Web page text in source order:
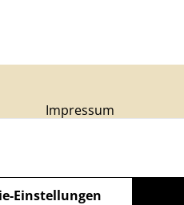
Impressum
Einstellungen